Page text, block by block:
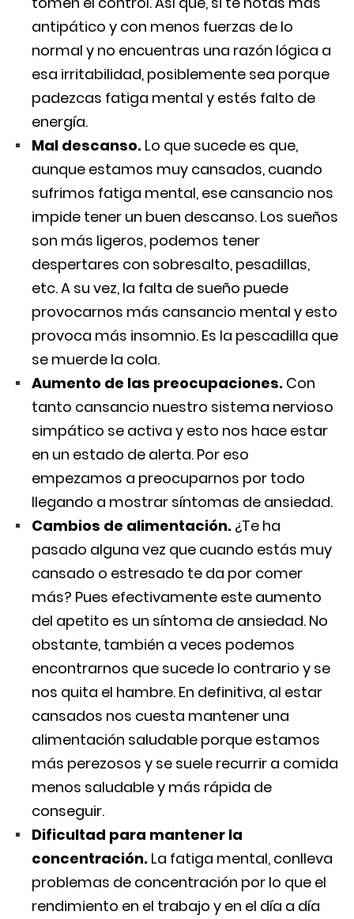
antipático y con menos fuerzas de lo
normal y no encuentras una razón lógica a
esa irritabilidad, posiblemente sea porque
padezcas fatiga mental y estés falto de
energía.
Mal descanso. Lo que sucede es que,
aunque estamos muy cansados, cuando
sufrimos fatiga mental, ese cansancio nos
impide tener un buen descanso. Los sueños
son más ligeros, podemos tener
despertares con sobresalto, pesadillas,
etc. A su vez, la falta de sueño puede
provocarnos más cansancio mental y esto
provoca más insomnio. Es la pescadilla que
se muerde la cola.
Aumento de las preocupaciones. Con
tanto cansancio nuestro sistema nervioso
simpático se activa y esto nos hace estar
en un estado de alerta. Por eso
empezamos a preocuparnos por todo
llegando a mostrar síntomas de ansiedad.
Cambios de alimentación. ¿Te ha
pasado alguna vez que cuando estás muy
cansado o estresado te da por comer
más? Pues efectivamente este aumento
del apetito es un síntoma de ansiedad. No
obstante, también a veces podemos
encontrarnos que sucede lo contrario y se
nos quita el hambre. En definitiva, al estar
cansados nos cuesta mantener una
alimentación saludable porque estamos
más perezosos y se suele recurrir a comida
menos saludable y más rápida de
conseguir.
Dificultad para mantener la
concentración. La fatiga mental, conlleva
problemas de concentración por lo que el
rendimiento en el trabajo y en el día a día